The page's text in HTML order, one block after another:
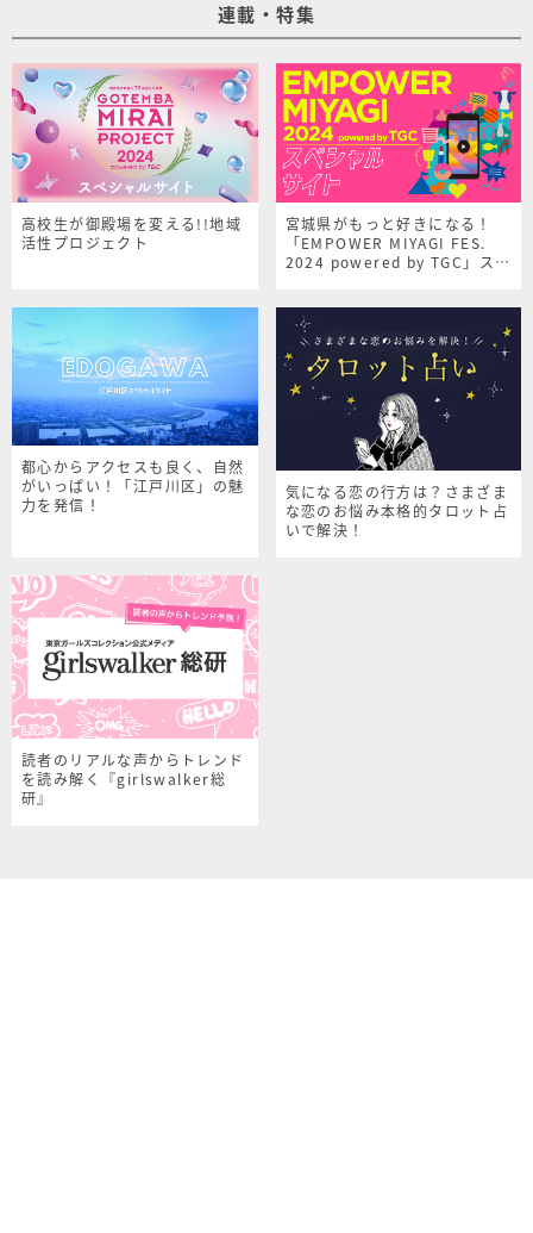
連載・特集
高校生が御殿場を変える!!地域
活性プロジェクト
宮城県がもっと好きになる！
「EMPOWER MIYAGI FES.
2024 powered by TGC」スペ
都心からアクセスも良く、自然
がいっぱい！「江戸川区」の魅
力を発信！
気になる恋の行方は？さまざま
な恋のお悩み本格的タロット占
いで解決！
読者のリアルな声からトレンド
を読み解く『girlswalker総
研』